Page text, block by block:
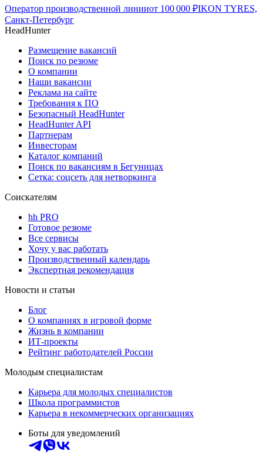
Оператор производственной линииот 100 000 ₽IKON TYRES,
Санкт-Петербург
HeadHunter
Размещение вакансий
Поиск по резюме
О компании
Наши вакансии
Реклама на сайте
Требования к ПО
Безопасный HeadHunter
HeadHunter API
Партнерам
Инвесторам
Каталог компаний
Поиск по вакансиям в Бегуницах
Сетка: соцсеть для нетворкинга
Соискателям
hh PRO
Готовое резюме
Все сервисы
Хочу у вас работать
Производственный календарь
Экспертная рекомендация
Новости и статьи
Блог
О компаниях в игровой форме
Жизнь в компании
ИТ-проекты
Рейтинг работодателей России
Молодым специалистам
Карьера для молодых специалистов
Школа программистов
Карьера в некоммерческих организациях
Боты для уведомлений